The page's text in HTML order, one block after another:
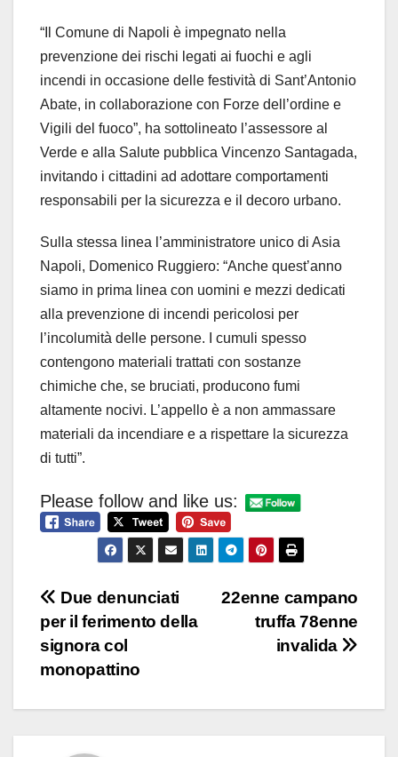
“Il Comune di Napoli è impegnato nella
prevenzione dei rischi legati ai fuochi e agli
incendi in occasione delle festività di Sant’Antonio
Abate, in collaborazione con Forze dell’ordine e
Vigili del fuoco”, ha sottolineato l’assessore al
Verde e alla Salute pubblica Vincenzo Santagada,
invitando i cittadini ad adottare comportamenti
responsabili per la sicurezza e il decoro urbano.
Sulla stessa linea l’amministratore unico di Asia
Napoli, Domenico Ruggiero: “Anche quest’anno
siamo in prima linea con uomini e mezzi dedicati
alla prevenzione di incendi pericolosi per
l’incolumità delle persone. I cumuli spesso
contengono materiali trattati con sostanze
chimiche che, se bruciati, producono fumi
altamente nocivi. L’appello è a non ammassare
materiali da incendiare e a rispettare la sicurezza
di tutti”.
Please follow and like us:
Navigazione
articoli
22enne campano
truffa 78enne
invalida
Due denunciati
per il ferimento della
signora col
monopattino